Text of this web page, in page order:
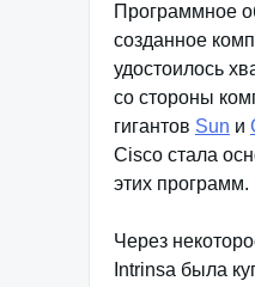
Программное
созданное
удостоилось
со стороны
гигантов Sun и
Cisco стала
этих программ.
Через
Intrinsa была